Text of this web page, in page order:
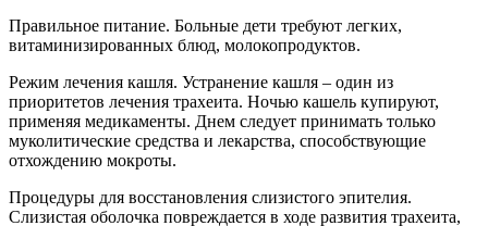
Правильное питание. Больные дети требуют легких,
витаминизированных блюд, молокопродуктов.
Режим лечения кашля. Устранение кашля – один из
приоритетов лечения трахеита. Ночью кашель купируют,
применяя медикаменты. Днем следует принимать только
муколитические средства и лекарства, способствующие
отхождению мокроты.
Процедуры для восстановления слизистого эпителия.
Слизистая оболочка повреждается в ходе развития трахеита,